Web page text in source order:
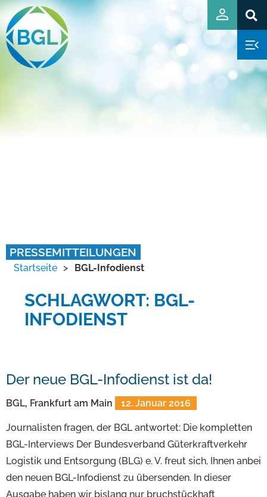
PRESSEMITTEILUNGEN
Startseite > BGL-Infodienst
SCHLAGWORT: BGL-
INFODIENST
Der neue BGL-Infodienst ist da!
BGL, Frankfurt am Main 12. Januar 2016
Journalisten fragen, der BGL antwortet: Die kompletten
BGL-Interviews Der Bundesverband Güterkraftverkehr
Logistik und Entsorgung (BLG) e. V. freut sich, Ihnen anbei
den neuen BGL-Infodienst zu übersenden. In dieser
Ausgabe haben wir bislang nur bruchstückhaft